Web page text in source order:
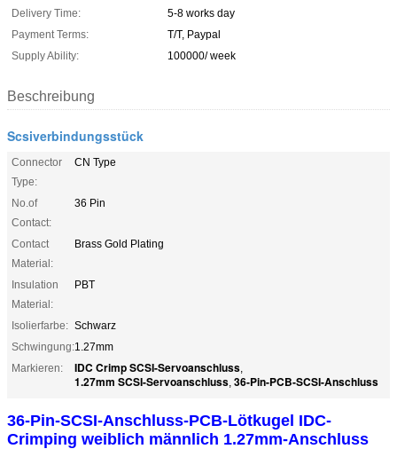
Delivery Time:
5-8 works day
Payment Terms:
T/T, Paypal
Supply Ability:
100000/ week
Beschreibung
Scsiverbindungsstück
Connector
Type:
CN Type
No.of
Contact:
36 Pin
Contact
Material:
Brass Gold Plating
Insulation
Material:
PBT
Isolierfarbe: Schwarz
Schwingung:1.27mm
Markieren:
IDC Crimp SCSI-Servoanschluss,
1.27mm SCSI-Servoanschluss, 36-Pin-PCB-SCSI-Anschluss
36-Pin-SCSI-Anschluss-PCB-Lötkugel IDC-
Crimping weiblich männlich 1.27mm-Anschluss